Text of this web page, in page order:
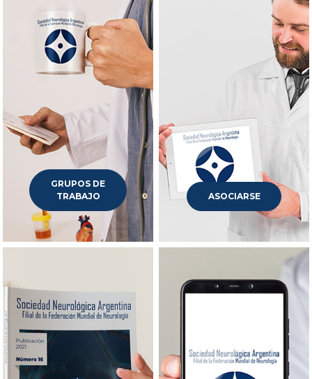
GRUPOS DE
TRABAJO
ASOCIARSE